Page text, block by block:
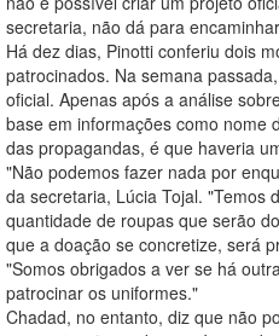
secretaria, não dá para
Há dez dias, Pinotti conferiu dois
patrocinados. Na semana
oficial. Apenas após a análise
base em informações como nome
das propagandas, é que haveria
"Não podemos fazer nada por
da secretaria, Lúcia Tojal. "Temos
quantidade de roupas que serão
que a doação se concretize, será
"Somos obrigados a ver se há
patrocinar os uniformes."
Chadad, no entanto, diz que não